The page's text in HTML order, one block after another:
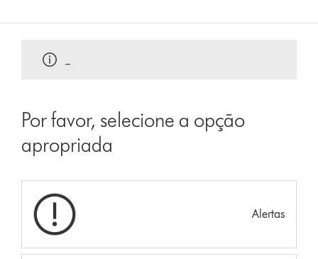
Por favor, selecione a opção
apropriada
Alertas